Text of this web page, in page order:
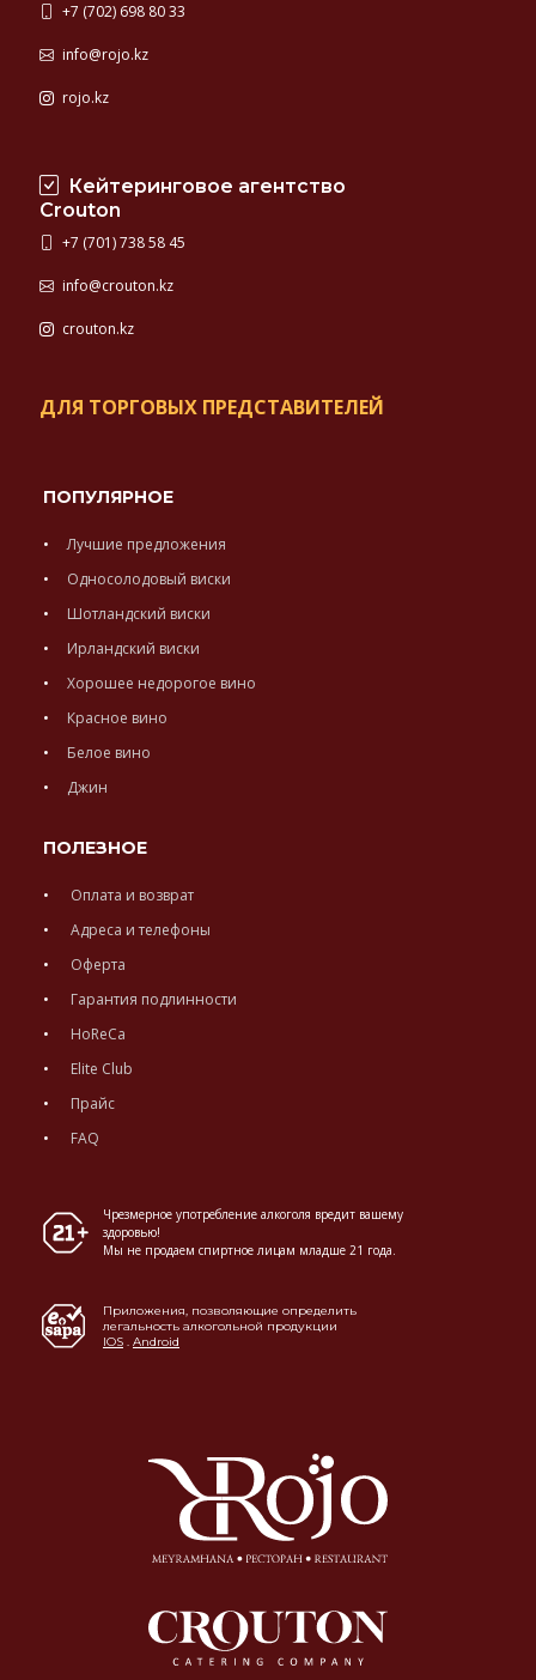
+7 (702) 698 80 33
info@rojo.kz
rojo.kz
Кейтеринговое агентство
Crouton
+7 (701) 738 58 45
info@crouton.kz
crouton.kz
ДЛЯ ТОРГОВЫХ ПРЕДСТАВИТЕЛЕЙ
ПОПУЛЯРНОЕ
Лучшие предложения
Односолодовый виски
Шотландский виски
Ирландский виски
Хорошее недорогое вино
Красное вино
Белое вино
Джин
ПОЛЕЗНОЕ
Оплата и возврат
Адреса и телефоны
Оферта
Гарантия подлинности
HoReCa
Elite Club
Прайс
FAQ
Чрезмерное употребление алкоголя вредит вашему
здоровью!
Мы не продаем спиртное лицам младше 21 года.
Приложения, позволяющие определить
легальность алкогольной продукции
IOS . Android